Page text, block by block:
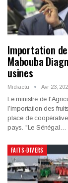
Importation
Mabouba
usines
Midiactu Avr 23,
Le ministre de
l’importation des
place de
pays. "Le Sénégal…
FAITS-DIVERS